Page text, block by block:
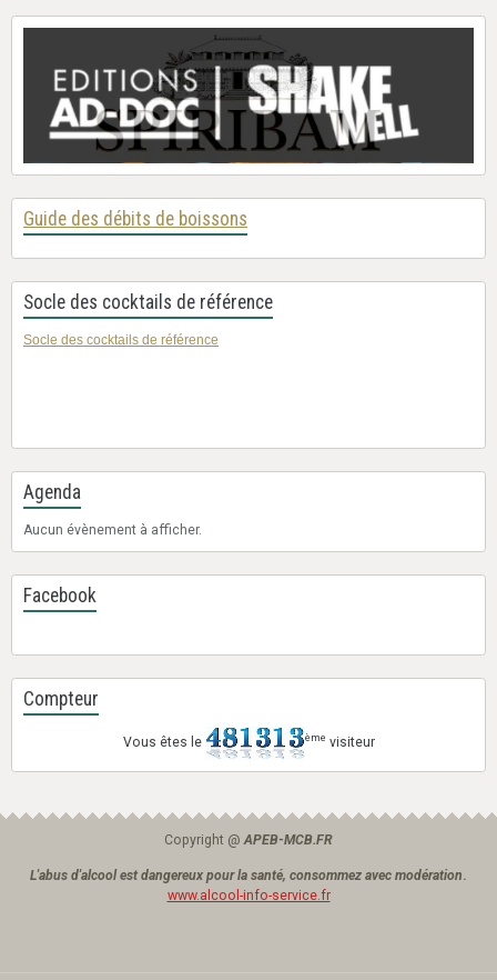
Guide des débits de boissons
Socle des cocktails de référence
Socle des cocktails de référence
Agenda
Aucun évènement à afficher.
Facebook
Compteur
Vous êtes le ème visiteur
Copyright @ APEB-MCB.FR
L'abus d'alcool est dangereux pour la santé, consommez avec modération.
www.alcool-info-service.fr